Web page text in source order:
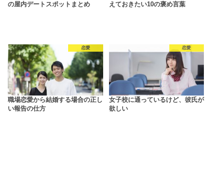
の屋内デートスポットまとめ
えておきたい10の褒め言葉
恋愛
職場恋愛から結婚する場合の正し
い報告の仕方
恋愛
女子校に通っているけど、彼氏が
欲しい